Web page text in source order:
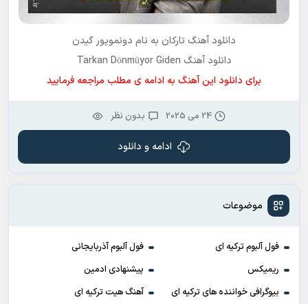
موضوعات
فول آلبوم ترکیه ای
فول آلبوم آذربایجانی
ریمیکس
پیشنهادی ادمین
بیوگرافی خواننده های ترکیه ای
آهنگ هیت ترکیه ای
دانلود آهنگ تارکان به نام دونمویور گیدن
دانلود آهنگ Tarkan Dönmüyor Giden
برای دانلود این آهنگ به ادامه ی مطلب مراجعه فرمایید
24 می 2025 بدون نظر
ادامه و دانلود